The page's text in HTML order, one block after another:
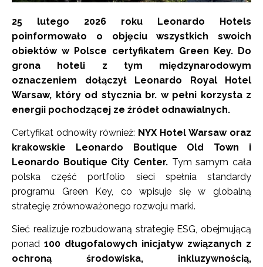
25 lutego 2026 roku Leonardo Hotels
poinformowało o objęciu wszystkich swoich
obiektów w Polsce certyfikatem Green Key. Do
grona hoteli z tym międzynarodowym
oznaczeniem dołączył Leonardo Royal Hotel
Warsaw, który od stycznia br. w pełni korzysta z
energii pochodzącej ze źródeł odnawialnych.
Certyfikat odnowiły również: NYX Hotel Warsaw oraz
krakowskie Leonardo Boutique Old Town i
Leonardo Boutique City Center. Tym samym cała
polska część portfolio sieci spełnia standardy
programu Green Key, co wpisuje się w globalną
strategię zrównoważonego rozwoju marki.
Sieć realizuje rozbudowaną strategię ESG, obejmującą
ponad 100 długofalowych inicjatyw związanych z
ochroną środowiska, inkluzywnością,